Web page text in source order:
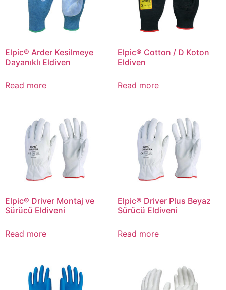
Elpic® Arder Kesilmeye
Dayanıklı Eldiven
Read more
Elpic® Cotton / D Koton
Eldiven
Read more
Elpic® Driver Montaj ve
Sürücü Eldiveni
Read more
Elpic® Driver Plus Beyaz
Sürücü Eldiveni
Read more